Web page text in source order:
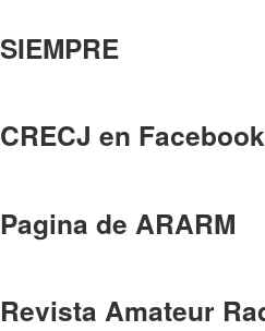
SIEMPRE
CRECJ en Facebook
Pagina de ARARM
Revista Amateur